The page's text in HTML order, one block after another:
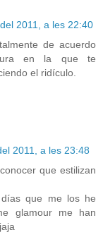
2011, a les 22:40
de acuerdo
en la que te
el ridículo.
2011, a les 23:48
que estilizan
que me los he
glamour me han